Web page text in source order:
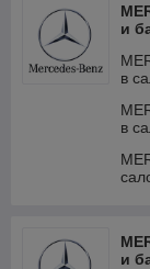
и
в
в
и